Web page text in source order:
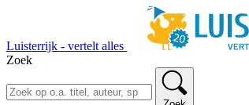
Luisterrijk - vertelt alles
Zoek